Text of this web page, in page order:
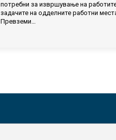
потребни за извршување на
задачите на одделните работни
Превземи…